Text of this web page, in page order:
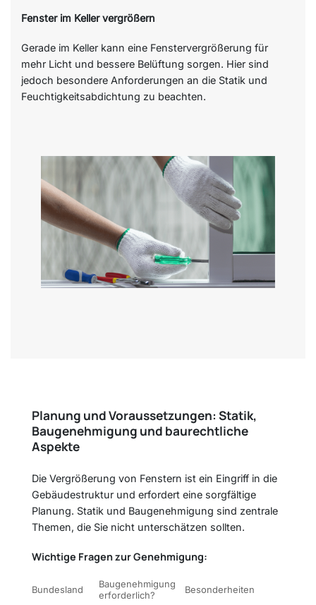
Fenster im Keller vergrößern
Gerade im Keller kann eine Fenstervergrößerung für
mehr Licht und bessere Belüftung sorgen. Hier sind
jedoch besondere Anforderungen an die Statik und
Feuchtigkeitsabdichtung zu beachten.
Planung und Voraussetzungen: Statik,
Baugenehmigung und baurechtliche
Aspekte
Die Vergrößerung von Fenstern ist ein Eingriff in die
Gebäudestruktur und erfordert eine sorgfältige
Planung. Statik und Baugenehmigung sind zentrale
Themen, die Sie nicht unterschätzen sollten.
Wichtige Fragen zur Genehmigung:
Bundesland
Baugenehmigung
erforderlich?
Besonderheiten